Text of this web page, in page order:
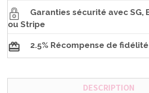
Garanties sécurité avec SG,
ou Stripe
2.5% Récompense de fidélité
DESCRIPTION